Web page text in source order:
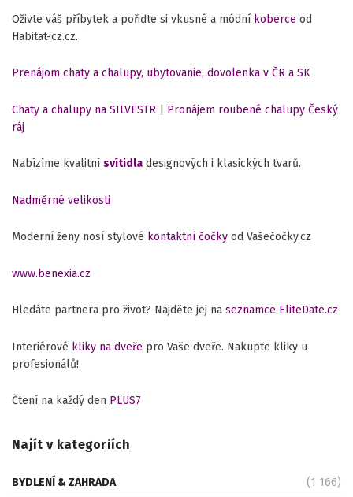
Oživte váš příbytek a pořiďte si vkusné a módní koberce od
Habitat-cz.cz.
Prenájom chaty a chalupy, ubytovanie, dovolenka v ČR a SK
Chaty a chalupy na SILVESTR
Pronájem roubené chalupy Český
ráj
Nabízíme kvalitní svítidla designových i klasických tvarů.
Nadměrné velikosti
Moderní ženy nosí stylové kontaktní čočky od Vašečočky.cz
www.benexia.cz
Hledáte partnera pro život? Najděte jej na seznamce EliteDate.cz
Interiérové kliky na dveře pro Vaše dveře. Nakupte kliky u
profesionálů!
Čtení na každý den PLUS7
Najít v kategoriích
BYDLENÍ & ZAHRADA (1 166)